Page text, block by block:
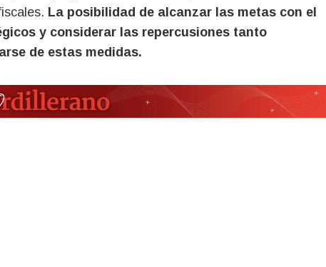
La posibilidad de alcanzar las metas con el
y considerar las repercusiones tanto
de estas medidas.